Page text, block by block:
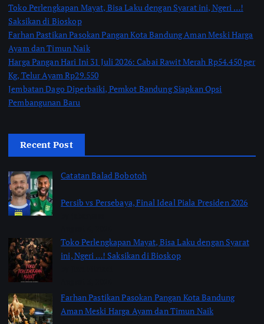
Toko Perlengkapan Mayat, Bisa Laku dengan Syarat ini, Ngeri …!
Saksikan di Bioskop
Farhan Pastikan Pasokan Pangan Kota Bandung Aman Meski Harga
Ayam dan Timun Naik
Harga Pangan Hari Ini 31 Juli 2026: Cabai Rawit Merah Rp54.450 per
Kg, Telur Ayam Rp29.550
Jembatan Dago Diperbaiki, Pemkot Bandung Siapkan Opsi
Pembangunan Baru
Recent Post
Catatan Balad Bobotoh
Persib vs Persebaya, Final Ideal Piala Presiden 2026
Toko Perlengkapan Mayat, Bisa Laku dengan Syarat
ini, Ngeri …! Saksikan di Bioskop
Farhan Pastikan Pasokan Pangan Kota Bandung
Aman Meski Harga Ayam dan Timun Naik